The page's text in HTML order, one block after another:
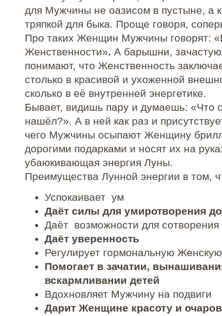
для Мужчины не оазисом в пустыне, а
тряпкой для быка. Проще говоря,
Про таких Женщин Мужчины говорят:
Женственности». А барышни,
понимают, что Женственность
столько в красивой и ухоженной
сколько в её внутренней энергетике.
Бывает, видишь пару и думаешь: «Что
нашёл?». А в ней как раз и
чего Мужчины осыпают Женщину
дорогими подарками и носят их на
убаюкивающая энергия Луны.
Преимущества Лунной энергии в том,
Успокаивает ум
Даёт силы для умиротворения
Даёт возможности для
Даёт уверенность
Регулирует гормональную
Помогает в зачатии,
вскармливании детей
Вдохновляет Мужчину на подвиги
Дарит Женщине красоту и